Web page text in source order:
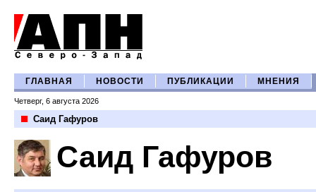
ГЛАВНАЯ НОВОСТИ ПУБЛИКАЦИИ МНЕНИЯ
Четверг, 6 августа 2026
Саид Гафуров
Саид Гафуров